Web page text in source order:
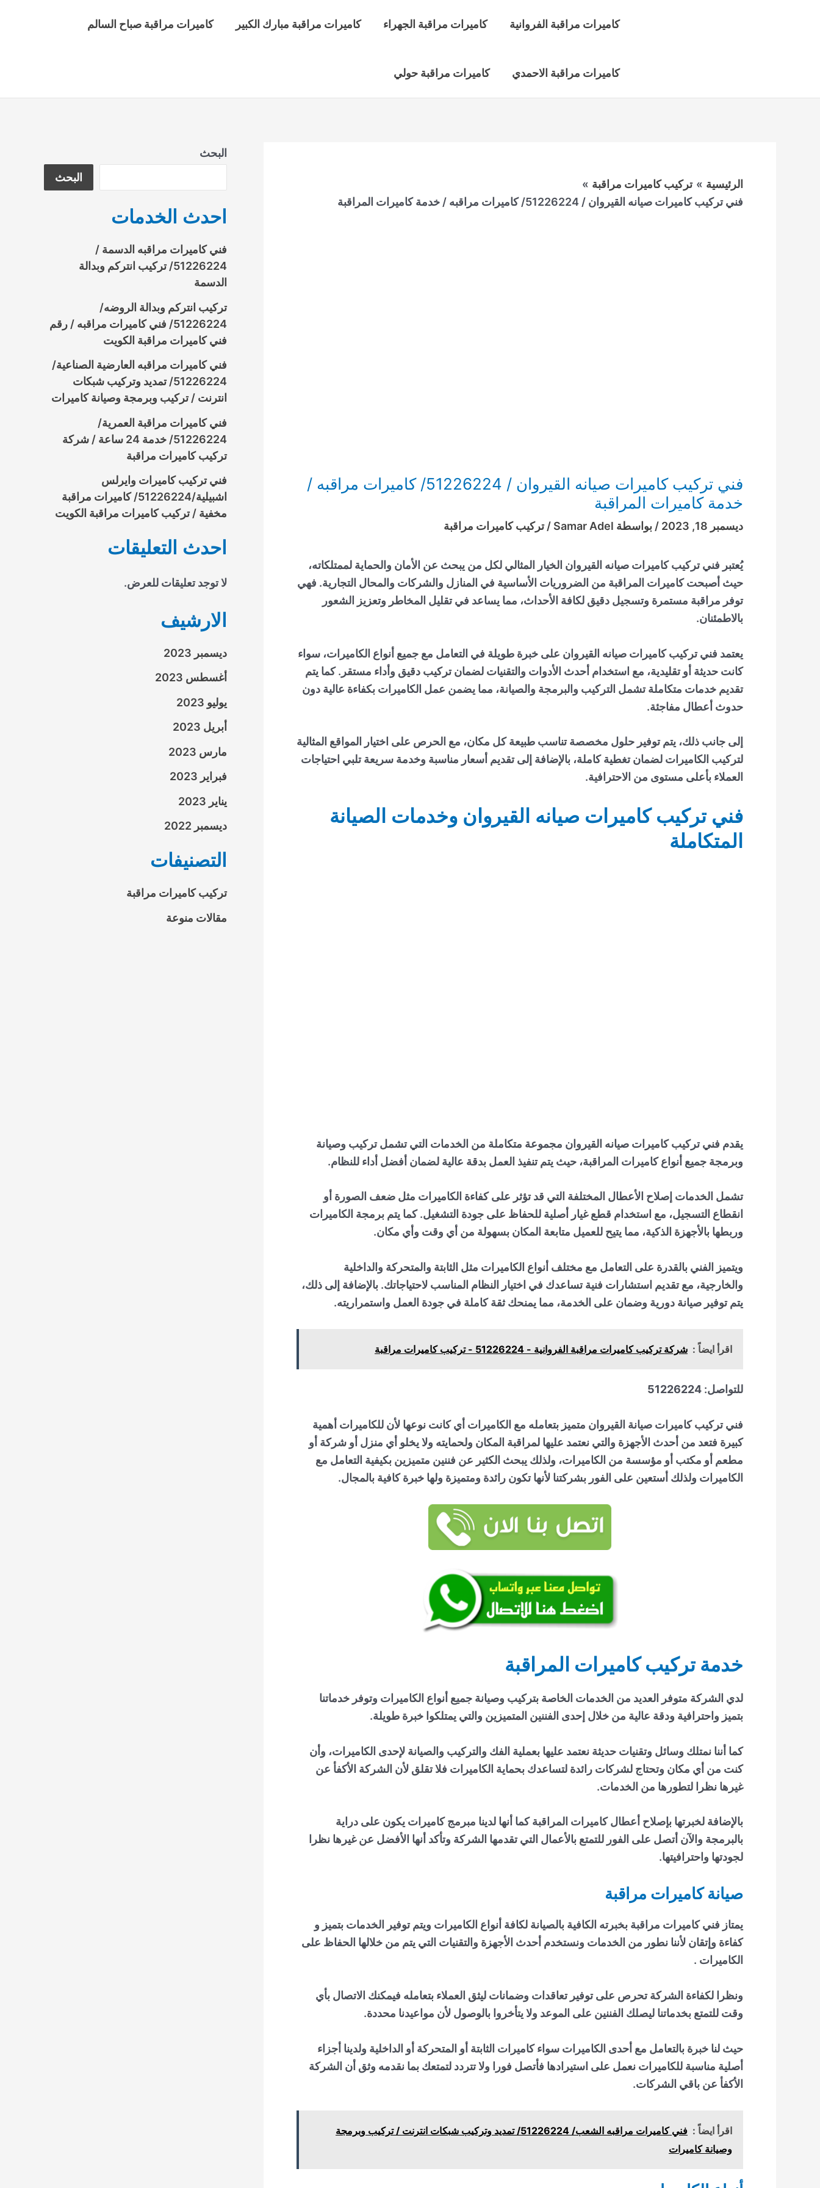
كاميرات مراقبة الفروانية كاميرات مراقبة الجهراء كاميرات مراقبة مبارك الكبير كاميرات مراقبة صباح السالم
كاميرات مراقبة الاحمدي كاميرات مراقبة حولي
الرئيسية
تركيب كاميرات مراقبة
فني تركيب كاميرات صيانه القيروان / 51226224/ كاميرات مراقبه / خدمة كاميرات المراقبة
فني تركيب كاميرات صيانه القيروان / 51226224/ كاميرات مراقبه /
خدمة كاميرات المراقبة
ديسمبر 18, 2023 / بواسطة Samar Adel
/تركيب كاميرات مراقبة
يُعتبر فني تركيب كاميرات صيانه القيروان الخيار المثالي لكل من يبحث عن الأمان والحماية لممتلكاته،
حيث أصبحت كاميرات المراقبة من الضروريات الأساسية في المنازل والشركات والمحال التجارية. فهي
توفر مراقبة مستمرة وتسجيل دقيق لكافة الأحداث، مما يساعد في تقليل المخاطر وتعزيز الشعور
بالاطمئنان.
يعتمد فني تركيب كاميرات صيانه القيروان على خبرة طويلة في التعامل مع جميع أنواع الكاميرات، سواء
كانت حديثة أو تقليدية، مع استخدام أحدث الأدوات والتقنيات لضمان تركيب دقيق وأداء مستقر. كما يتم
تقديم خدمات متكاملة تشمل التركيب والبرمجة والصيانة، مما يضمن عمل الكاميرات بكفاءة عالية دون
حدوث أعطال مفاجئة.
إلى جانب ذلك، يتم توفير حلول مخصصة تناسب طبيعة كل مكان، مع الحرص على اختيار المواقع المثالية
لتركيب الكاميرات لضمان تغطية كاملة، بالإضافة إلى تقديم أسعار مناسبة وخدمة سريعة تلبي احتياجات
العملاء بأعلى مستوى من الاحترافية.
فني تركيب كاميرات صيانه القيروان وخدمات الصيانة
المتكاملة
يقدم فني تركيب كاميرات صيانه القيروان مجموعة متكاملة من الخدمات التي تشمل تركيب وصيانة
وبرمجة جميع أنواع كاميرات المراقبة، حيث يتم تنفيذ العمل بدقة عالية لضمان أفضل أداء للنظام.
تشمل الخدمات إصلاح الأعطال المختلفة التي قد تؤثر على كفاءة الكاميرات مثل ضعف الصورة أو
انقطاع التسجيل، مع استخدام قطع غيار أصلية للحفاظ على جودة التشغيل. كما يتم برمجة الكاميرات
وربطها بالأجهزة الذكية، مما يتيح للعميل متابعة المكان بسهولة من أي وقت وأي مكان.
ويتميز الفني بالقدرة على التعامل مع مختلف أنواع الكاميرات مثل الثابتة والمتحركة والداخلية
والخارجية، مع تقديم استشارات فنية تساعدك في اختيار النظام المناسب لاحتياجاتك. بالإضافة إلى ذلك،
يتم توفير صيانة دورية وضمان على الخدمة، مما يمنحك ثقة كاملة في جودة العمل واستمراريته.
اقرأ ايضاً : شركة تركيب كاميرات مراقبة الفروانية - 51226224 - تركيب كاميرات مراقبة
للتواصل: 51226224
فني تركيب كاميرات صيانة القيروان متميز بتعامله مع الكاميرات أي كانت نوعها لأن للكاميرات أهمية
كبيرة فتعد من أحدث الأجهزة والتي نعتمد عليها لمراقبة المكان ولحمايته ولا يخلو أي منزل أو شركة أو
مطعم أو مكتب أو مؤسسة من الكاميرات، ولذلك يبحث الكثير عن فننين متميزين بكيفية التعامل مع
الكاميرات ولذلك أستعين على الفور بشركتنا لأنها تكون رائدة ومتميزة ولها خبرة كافية بالمجال.
خدمة تركيب كاميرات المراقبة
لدي الشركة متوفر العديد من الخدمات الخاصة بتركيب وصيانة جميع أنواع الكاميرات وتوفر خدماتنا
بتميز واحترافية ودقة عالية من خلال إحدى الفننين المتميزين والتي يمتلكوا خبرة طويلة.
كما أننا نمتلك وسائل وتقنيات حديثة نعتمد عليها بعملية الفك والتركيب والصيانة لإحدى الكاميرات، وأن
كنت من أي مكان وتحتاج لشركات رائدة لتساعدك بحماية الكاميرات فلا تقلق لأن الشركة الأكفأ عن
غيرها نظرا لتطورها من الخدمات.
بالإضافة لخبرتها بإصلاح أعطال كاميرات المراقبةكما أنها لدينا مبرمج كاميرات يكون على دراية
بالبرمجة والآن أتصل على الفور للتمتع بالأعمال التي تقدمها الشركة وتأكد أنها الأفضل عن غيرها نظرا
لجودتها واحترافيتها.
صيانة كاميرات مراقبة
يمتاز فني كاميرات مراقبة بخبرته الكافية بالصيانة لكافة أنواع الكاميرات ويتم توفير الخدمات بتميز و
كفاءة وإتقان لأننا نطور من الخدمات ونستخدم أحدث الأجهزة والتقنيات التي يتم من خلالها الحفاظ على
الكاميرات .
ونظرا لكفاءة الشركة تحرص على توفير تعاقدات وضمانات ليثق العملاء بتعامله فيمكنك الاتصال بأي
وقت للتمتع بخدماتنا ليصلك الفننين على الموعد ولا يتأخروا بالوصول لأن مواعيدنا محددة.
حيث لنا خبرة بالتعامل مع أحدى الكاميرات سواء كاميرات الثابتة أو المتحركة أو الداخلية ولدينا أجزاء
أصلية مناسبة للكاميرات نعمل على استيرادها فأتصل فورا ولا تتردد لتمتعك بما نقدمه وثق أن الشركة
الأكفأ عن باقي الشركات.
اقرأ ايضاً :
فني كاميرات مراقبه الشعب/ 51226224/ تمديد وتركيب شبكات انترنت / تركيب وبرمجة
وصيانة كاميرات
البحث
البحث
احدث الخدمات
فني كاميرات مراقبه الدسمة /
51226224/ تركيب انتركم وبدالة
الدسمة
تركيب انتركم وبدالة الروضه/
51226224/ فني كاميرات مراقبه / رقم
فني كاميرات مراقبة الكويت
فني كاميرات مراقبه العارضية الصناعية/
51226224/ تمديد وتركيب شبكات
انترنت / تركيب وبرمجة وصيانة كاميرات
فني كاميرات مراقبة العمرية/
51226224/ خدمة 24 ساعة / شركة
تركيب كاميرات مراقبة
فني تركيب كاميرات وايرلس
اشبيلية/51226224/ كاميرات مراقبة
مخفية / تركيب كاميرات مراقبة الكويت
احدث التعليقات
لا توجد تعليقات للعرض.
الارشيف
ديسمبر 2023
أغسطس 2023
يوليو 2023
أبريل 2023
مارس 2023
فبراير 2023
يناير 2023
ديسمبر 2022
التصنيفات
تركيب كاميرات مراقبة
مقالات منوعة